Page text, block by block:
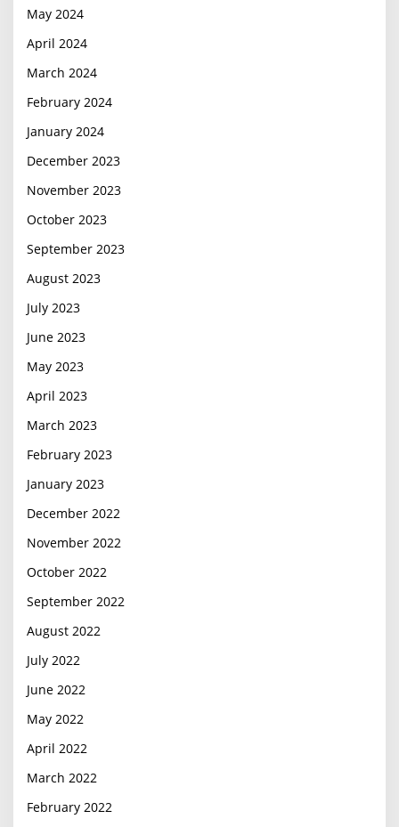
May 2024
April 2024
March 2024
February 2024
January 2024
December 2023
November 2023
October 2023
September 2023
August 2023
July 2023
June 2023
May 2023
April 2023
March 2023
February 2023
January 2023
December 2022
November 2022
October 2022
September 2022
August 2022
July 2022
June 2022
May 2022
April 2022
March 2022
February 2022